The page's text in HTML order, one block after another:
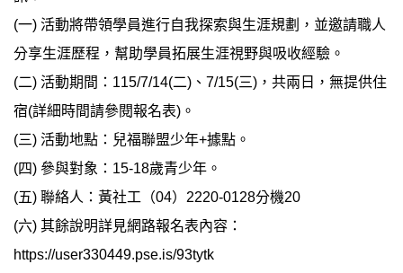
(一) 活動將帶領學員進行自我探索與生涯規劃，並邀請職人
分享生涯歷程，幫助學員拓展生涯視野與吸收經驗。
(二) 活動期間：115/7/14(二)、7/15(三)，共兩日，無提供住
宿(詳細時間請參閱報名表)。
(三) 活動地點：兒福聯盟少年+據點。
(四) 參與對象：15-18歲青少年。
(五) 聯絡人：黃社工（04）2220-0128分機20
(六) 其餘說明詳見網路報名表內容：
https://user330449.pse.is/93tytk